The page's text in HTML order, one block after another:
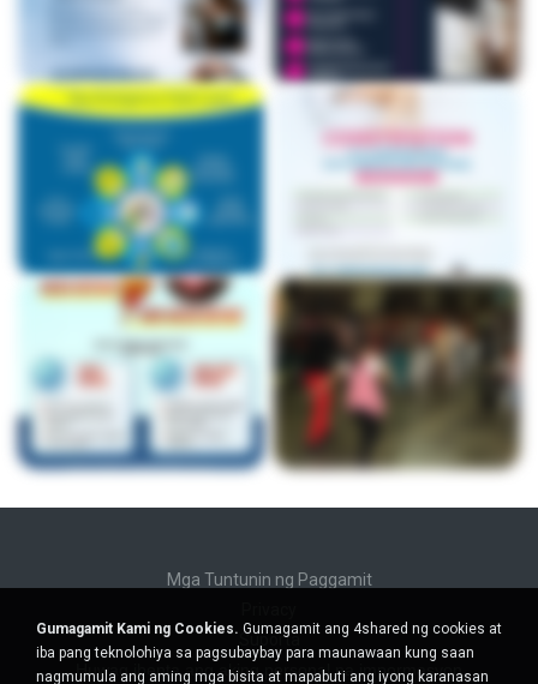
Mga Tuntunin ng Paggamit
Suporta
Huwag ibenta ang aking personal na impormasyon
Gumagamit Kami ng Cookies. Gumagamit ang 4shared ng cookies at
iba pang teknolohiya sa pagsubaybay para maunawaan kung saan
nagmumula ang aming mga bisita at mapabuti ang iyong karanasan